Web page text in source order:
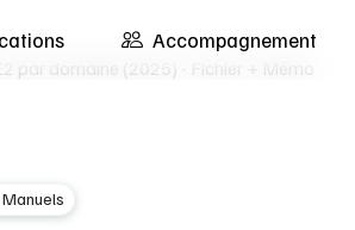
Accompagnement
par domaine (2025) - Fichier + Mémo